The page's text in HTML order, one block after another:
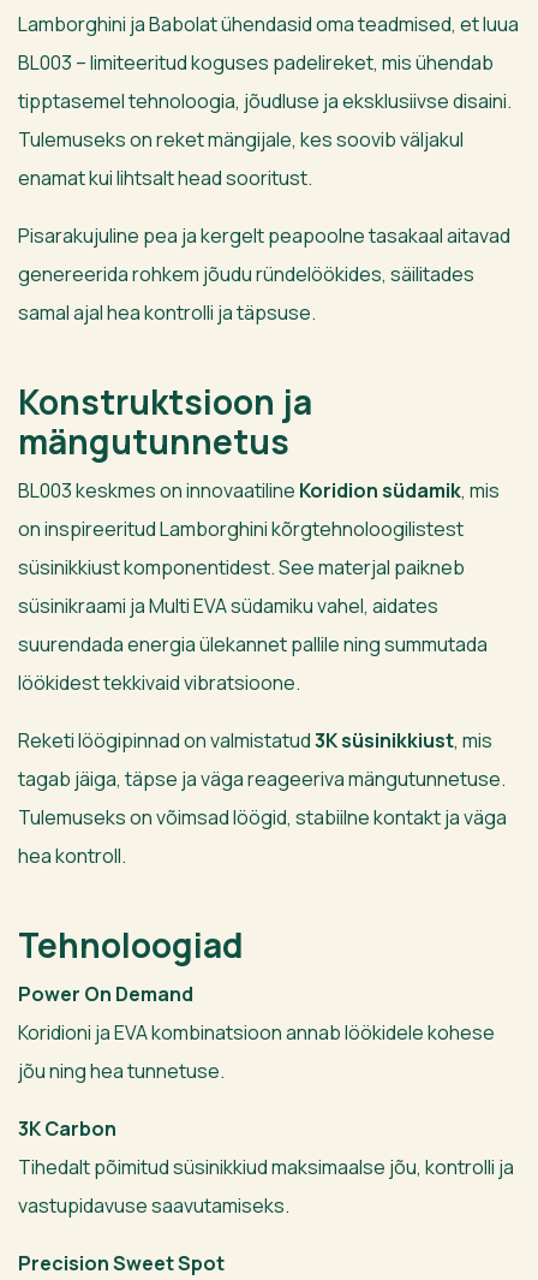
Lamborghini ja Babolat ühendasid oma teadmised, et luua
BL003 – limiteeritud koguses padelireket, mis ühendab
tipptasemel tehnoloogia, jõudluse ja eksklusiivse disaini.
Tulemuseks on reket mängijale, kes soovib väljakul
enamat kui lihtsalt head sooritust.
Pisarakujuline pea ja kergelt peapoolne tasakaal aitavad
genereerida rohkem jõudu ründelöökides, säilitades
samal ajal hea kontrolli ja täpsuse.
Konstruktsioon ja
mängutunnetus
BL003 keskmes on innovaatiline Koridion südamik, mis
on inspireeritud Lamborghini kõrgtehnoloogilistest
süsinikkiust komponentidest. See materjal paikneb
süsinikraami ja Multi EVA südamiku vahel, aidates
suurendada energia ülekannet pallile ning summutada
löökidest tekkivaid vibratsioone.
Reketi löögipinnad on valmistatud3K süsinikkiust, mis
tagab jäiga, täpse ja väga reageeriva mängutunnetuse.
Tulemuseks on võimsad löögid, stabiilne kontakt ja väga
hea kontroll.
Tehnoloogiad
Power On Demand
Koridioni ja EVA kombinatsioon annab löökidele kohese
jõu ning hea tunnetuse.
3K Carbon
Tihedalt põimitud süsinikkiud maksimaalse jõu, kontrolli ja
vastupidavuse saavutamiseks.
Precision Sweet Spot